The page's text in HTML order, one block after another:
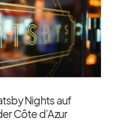
Nights auf
Côte d’Azur